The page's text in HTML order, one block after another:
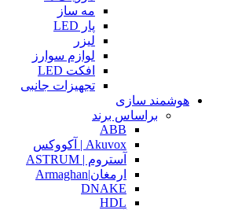
مه ساز
پار LED
لیزر
لوازم سوارز
افکت LED
تجهیزات جانبی
هوشمند سازی
براساس برند
ABB
Akuvox | آکووکس
آستروم | ASTRUM
ارمغان|Armaghan
DNAKE
HDL